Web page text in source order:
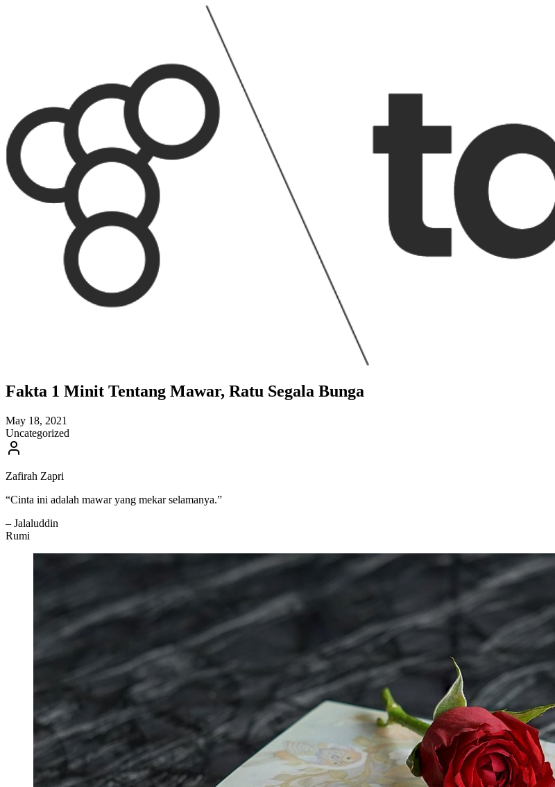
Fakta 1 Minit Tentang Mawar, Ratu Segala Bunga
May 18, 2021
Uncategorized
Zafirah Zapri
“Cinta ini adalah mawar yang mekar selamanya.”
– Jalaluddin
Rumi